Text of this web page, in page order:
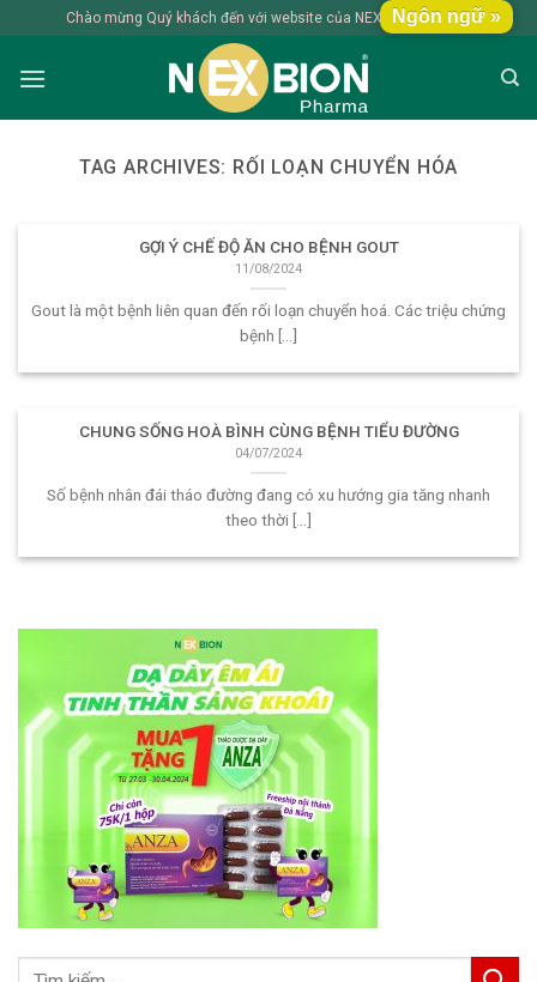
to
content
Chào mừng Quý khách đến với website của NEXBION Pharma
TAG ARCHIVES: RỐI LOẠN CHUYỂN HÓA
GỢI Ý CHẾ ĐỘ ĂN CHO BỆNH GOUT
11/08/2024
Gout là một bệnh liên quan đến rối loạn chuyển hoá. Các triệu chứng
bệnh [...]
CHUNG SỐNG HOÀ BÌNH CÙNG BỆNH TIỂU ĐƯỜNG
04/07/2024
Số bệnh nhân đái tháo đường đang có xu hướng gia tăng nhanh
theo thời [...]
Ngôn ngữ »